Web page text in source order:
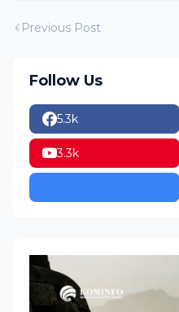
Previous Post
Follow Us
5.3k
3.3k